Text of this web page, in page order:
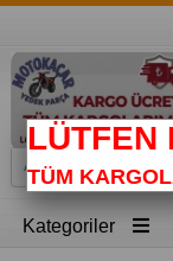
Kategoriler
LÜTFEN
TÜM